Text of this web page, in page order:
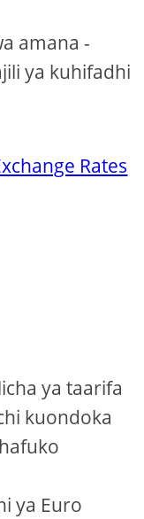
amana -
ya kuhifadhi
Rates
ya taarifa
kuondoka
ya Euro